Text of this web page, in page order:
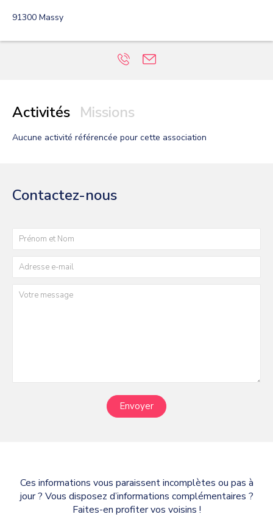
91300 Massy
Activités Missions
Aucune activité référencée pour cette association
Contactez-nous
Envoyer
Ces informations vous paraissent incomplètes ou pas à
jour ? Vous disposez d’informations complémentaires ?
Faites-en profiter vos voisins !